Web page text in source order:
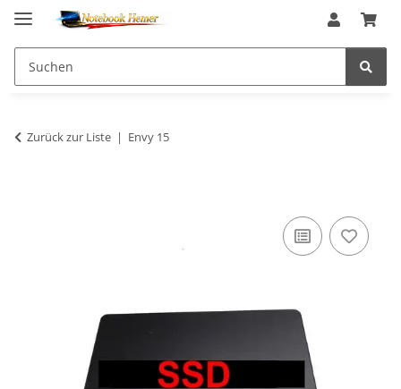
Zurück zur Liste Envy 15